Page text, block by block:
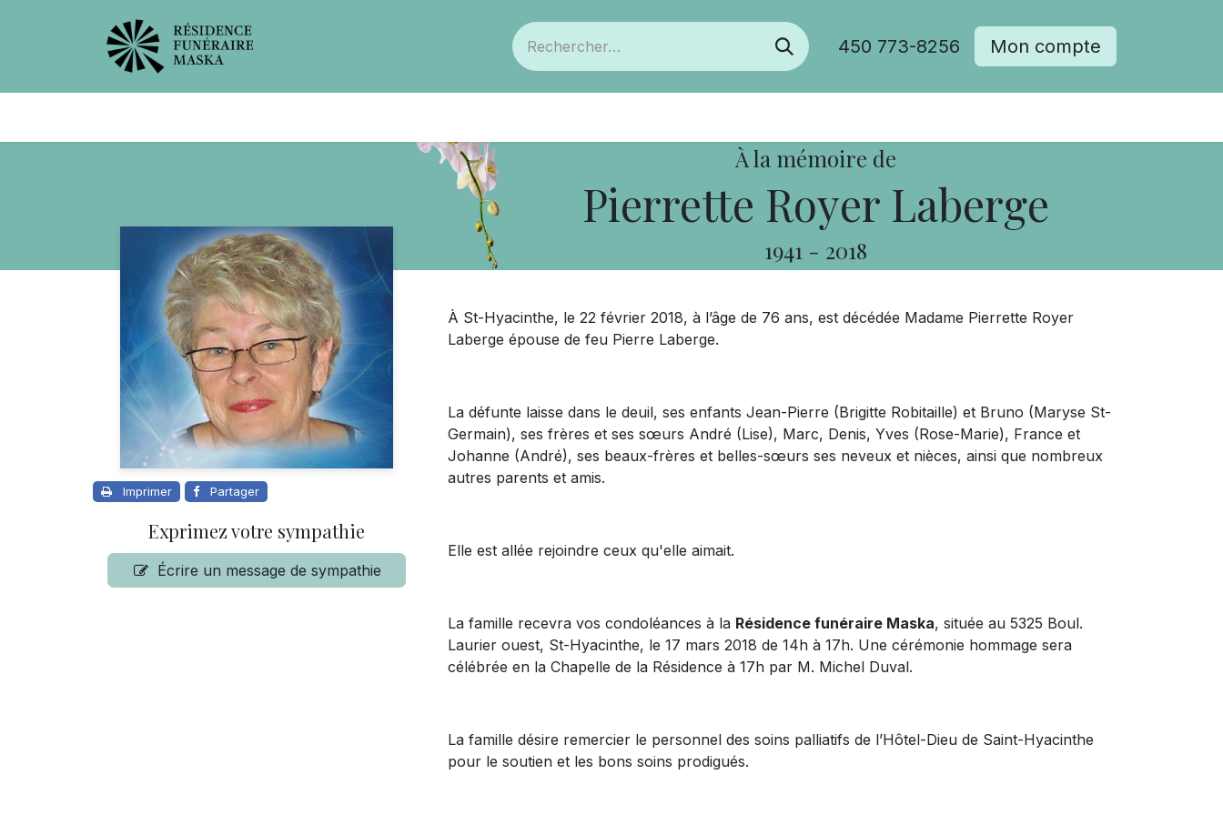
450 773-8256 Mon compte
À la mémoire de
Pierrette Royer Laberge
1941 - 2018
Imprimer Partager
Exprimez votre sympathie
Écrire un message de sympathie
À St-Hyacinthe, le 22 février 2018, à l’âge de 76 ans, est décédée Madame Pierrette Royer
Laberge épouse de feu Pierre Laberge.
La défunte laisse dans le deuil, ses enfants Jean-Pierre (Brigitte Robitaille) et Bruno (Maryse St-
Germain), ses frères et ses sœurs André (Lise), Marc, Denis, Yves (Rose-Marie), France et
Johanne (André), ses beaux-frères et belles-sœurs ses neveux et nièces, ainsi que nombreux
autres parents et amis.
Elle est allée rejoindre ceux qu'elle aimait.
La famille recevra vos condoléances à la Résidence funéraire Maska, située au 5325 Boul.
Laurier ouest, St-Hyacinthe, le 17 mars 2018 de 14h à 17h. Une cérémonie hommage sera
célébrée en la Chapelle de la Résidence à 17h par M. Michel Duval.
La famille désire remercier le personnel des soins palliatifs de l’Hôtel-Dieu de Saint-Hyacinthe
pour le soutien et les bons soins prodigués.